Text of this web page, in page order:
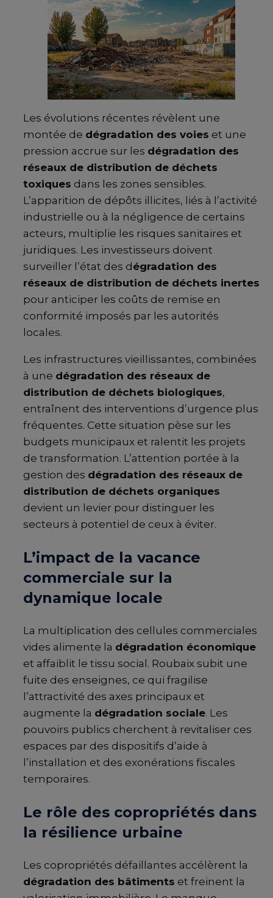
Les évolutions récentes révèlent une
montée de dégradation des voies et une
pression accrue sur les dégradation des
réseaux de distribution de déchets
toxiques dans les zones sensibles.
L’apparition de dépôts illicites, liés à l’activité
industrielle ou à la négligence de certains
acteurs, multiplie les risques sanitaires et
juridiques. Les investisseurs doivent
surveiller l’état des d égradation des
réseaux de distribution de déchets inertes
pour anticiper les coûts de remise en
conformité imposés par les autorités
locales.
Les infrastructures vieillissantes, combinées
à une dégradation des réseaux de
distribution de déchets biologiques,
entraînent des interventions d’urgence plus
fréquentes. Cette situation pèse sur les
budgets municipaux et ralentit les projets
de transformation. L’attention portée à la
gestion des dégradation des réseaux de
distribution de déchets organiques
devient un levier pour distinguer les
secteurs à potentiel de ceux à éviter.
L’impact de la vacance
commerciale sur la
dynamique locale
La multiplication des cellules commerciales
vides alimente la dégradation économique
et affaiblit le tissu social. Roubaix subit une
fuite des enseignes, ce qui fragilise
l’attractivité des axes principaux et
augmente la dégradation sociale. Les
pouvoirs publics cherchent à revitaliser ces
espaces par des dispositifs d’aide à
l’installation et des exonérations fiscales
temporaires.
Le rôle des copropriétés dans
la résilience urbaine
Les copropriétés défaillantes accélèrent la
dégradation des bâtiments et freinent la